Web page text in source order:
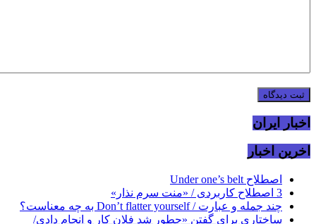
اخبار ایران
اخرین اخبار
اصطلاح Under one’s belt
3 اصطلاح کاربردی / «منت سرم نذار»
چند جمله و عبارت / Don’t flatter yourself به چه معناست؟
ساختاری برای گفتن «چطور شد فلان کار و انجام دادی/